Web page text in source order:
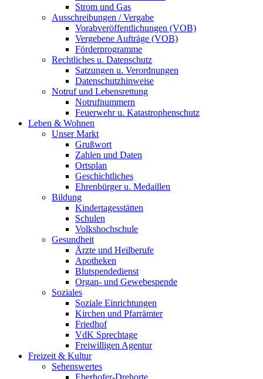
Strom und Gas
Ausschreibungen / Vergabe
Vorabveröffentlichungen (VOB)
Vergebene Aufträge (VOB)
Förderprogramme
Rechtliches u. Datenschutz
Satzungen u. Verordnungen
Datenschutzhinweise
Notruf und Lebensrettung
Notrufnummern
Feuerwehr u. Katastrophenschutz
Leben & Wohnen
Unser Markt
Grußwort
Zahlen und Daten
Ortsplan
Geschichtliches
Ehrenbürger u. Medaillen
Bildung
Kindertagesstätten
Schulen
Volkshochschule
Gesundheit
Ärzte und Heilberufe
Apotheken
Blutspendedienst
Organ- und Gewebespende
Soziales
Soziale Einrichtungen
Kirchen und Pfarrämter
Friedhof
VdK Sprechtage
Freiwilligen Agentur
Freizeit & Kultur
Sehenswertes
Eberhofer-Drehorte